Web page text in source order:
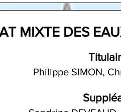
MIXTE DES
Philippe SIMON,